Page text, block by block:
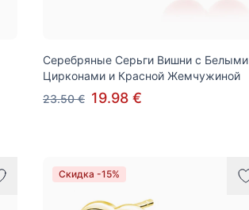
Серебряные Серьги Вишни с Белыми
Цирконами и Красной Жемчужиной
23.50 € 19.98 €
Скидка -15%